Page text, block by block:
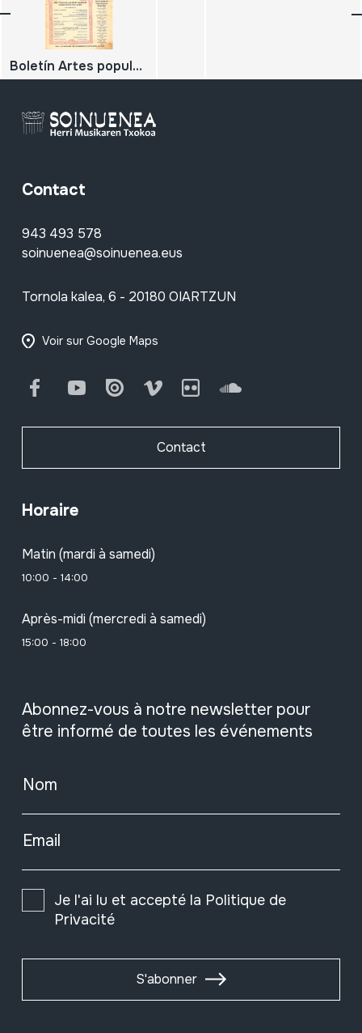
Boletín Artes populares. 1976 nº 2; Instrumentos típicos de Puerto Rico; El cuatro puertorriqueño y sus valores
Contact
943 493 578
soinuenea@soinuenea.eus
Tornola kalea, 6 - 20180 OIARTZUN
Voir sur Google Maps
FacebookYoutube Issuu Vimeo Flickr SoundCloud
Contact
Horaire
Matin (mardi à samedi)
10:00 - 14:00
Après-midi (mercredi à samedi)
15:00 - 18:00
Abonnez-vous à notre newsletter pour
être informé de toutes les événements
Nom
Email
Je l'ai lu et accepté la Politique de
Privacité
S'abonner